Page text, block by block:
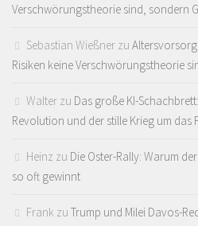
Verschwörungstheorie sind, sondern
Sebastian Wießner zu
Risiken keine Verschwörungstheorie
Walter zu Das große KI-
Revolution und der stille Krieg um das
Heinz zu Die Oster-Rally: Warum
so oft gewinnt
Frank zu Trump und Milei Davos-